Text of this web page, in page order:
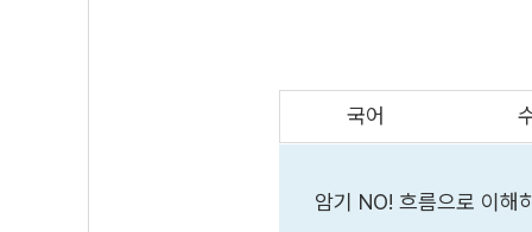
국어
암기 NO! 흐름으로 이해